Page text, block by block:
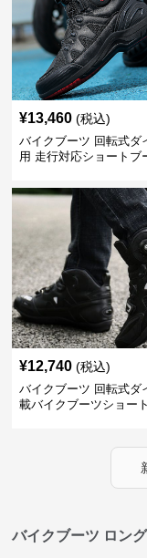
¥13,460 (税込)
バイクブーツ 回転式ダ
用 走行対応ショートブ
¥12,740 (税込)
バイクブーツ 回転式ダ
載バイクブーツショー
バイクブーツ ロン